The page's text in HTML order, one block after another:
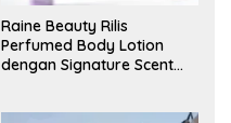
Raine Beauty Rilis
Perfumed Body Lotion
dengan Signature Scent